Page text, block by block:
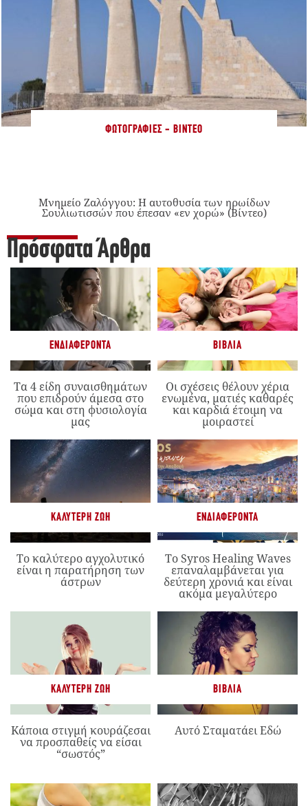
ΦΩΤΟΓΡΑΦΊΕΣ - ΒΊΝΤΕΟ
Μνημείο Ζαλόγγου: Η αυτοθυσία των ηρωίδων
Σουλιωτισσών που έπεσαν «εν χορώ» (Βίντεο)
Πρόσφατα Άρθρα
ΕΝΔΙΑΦΈΡΟΝΤΑ
Τα 4 είδη συναισθημάτων
που επιδρούν άμεσα στο
σώμα και στη φυσιολογία
μας
ΒΙΒΛΊΑ
Οι σχέσεις θέλουν χέρια
ενωμένα, ματιές καθαρές
και καρδιά έτοιμη να
μοιραστεί
ΚΑΛΎΤΕΡΗ ΖΩΉ
Το καλύτερο αγχολυτικό
είναι η παρατήρηση των
άστρων
ΕΝΔΙΑΦΈΡΟΝΤΑ
Το Syros Healing Waves
επαναλαμβάνεται για
δεύτερη χρονιά και είναι
ακόμα μεγαλύτερο
ΚΑΛΎΤΕΡΗ ΖΩΉ
Κάποια στιγμή κουράζεσαι
να προσπαθείς να είσαι
“σωστός”
ΒΙΒΛΊΑ
Αυτό Σταματάει Εδώ